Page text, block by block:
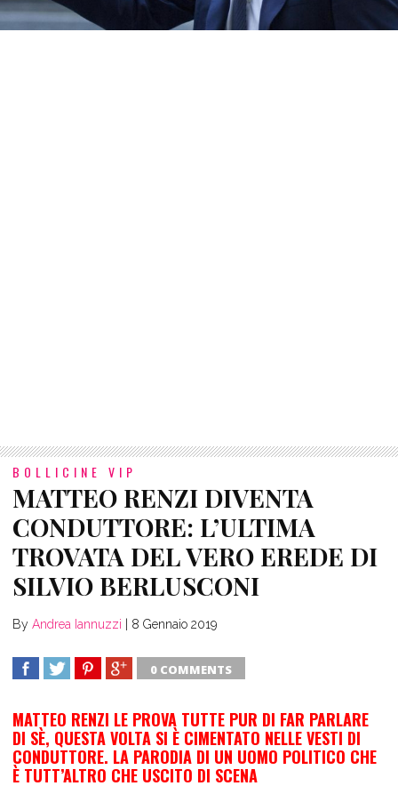
BOLLICINE VIP
MATTEO RENZI DIVENTA
CONDUTTORE: L’ULTIMA
TROVATA DEL VERO EREDE DI
SILVIO BERLUSCONI
By Andrea Iannuzzi 8 Gennaio 2019
0 COMMENTS
MATTEO RENZI LE PROVA TUTTE PUR DI FAR PARLARE
DI SÈ, QUESTA VOLTA SI È CIMENTATO NELLE VESTI DI
CONDUTTORE. LA PARODIA DI UN UOMO POLITICO CHE
È TUTT’ALTRO CHE USCITO DI SCENA